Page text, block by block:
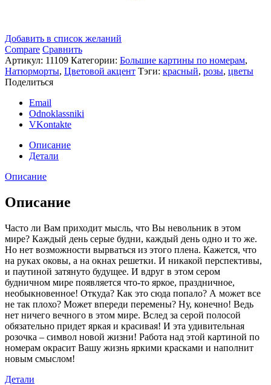
Добавить в список желаний
Compare Сравнить
Артикул: 11109 Категории: Большие картины по номерам,
Натюрморты, Цветовой акцент Тэги: красный, розы, цветы
Поделиться
Email
Odnoklassniki
VKontakte
Описание
Детали
Описание
Описание
Часто ли Вам приходит мысль, что Вы невольник в этом
мире? Каждый день серые будни, каждый день одно и то же.
Но нет возможности вырваться из этого плена. Кажется, что
на руках оковы, а на окнах решетки. И никакой перспективы,
и паутиной затянуто будущее. И вдруг в этом сером
будничном мире появляется что-то яркое, праздничное,
необыкновенное! Откуда? Как это сюда попало? А может все
не так плохо? Может впереди перемены? Ну, конечно! Ведь
нет ничего вечного в этом мире. Вслед за серой полосой
обязательно придет яркая и красивая! И эта удивительная
розочка – символ новой жизни! Работа над этой картиной по
номерам окрасит Вашу жизнь яркими красками и наполнит
новым смыслом!
Детали